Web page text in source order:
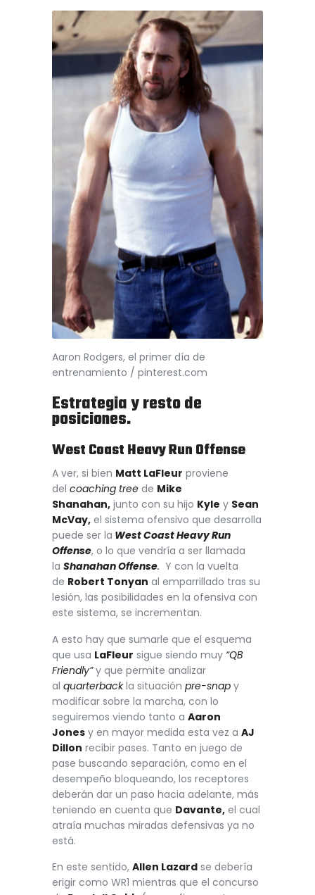
Aaron Rodgers, el primer día de
entrenamiento / pinterest.com
Estrategia y resto de
posiciones.
West Coast Heavy Run Offense
A ver, si bien Matt LaFleur proviene
del coaching tree de Mike
Shanahan, junto con su hijo Kyle y Sean
McVay, el sistema ofensivo que desarrolla
puede ser la West Coast Heavy Run
Offense, o lo que vendría a ser llamada
la Shanahan Offense. Y con la vuelta
de Robert Tonyan al emparrillado tras su
lesión, las posibilidades en la ofensiva con
este sistema, se incrementan.
A esto hay que sumarle que el esquema
que usa LaFleur sigue siendo muy “QB
Friendly”y que permite analizar
al quarterbackla situación pre-snap y
modificar sobre la marcha, con lo
seguiremos viendo tanto a Aaron
Jones y en mayor medida esta vez a AJ
Dillon recibir pases. Tanto en juego de
pase buscando separación, como en el
desempeño bloqueando, los receptores
deberán dar un paso hacia adelante, más
teniendo en cuenta que Davante, el cual
atraía muchas miradas defensivas ya no
está.
En este sentido, Allen Lazard se debería
erigir como WR1 mientras que el concurso